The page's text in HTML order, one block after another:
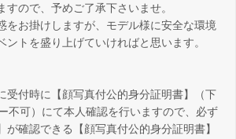
すので、予めご了承下さいませ。
をお掛けしますが、モデル様に安全な環境
ントを盛り上げていければと思います。
受付時に【顔写真付公的身分証明書】（下
不可）にて本人確認を行いますので、必ず
が確認できる【顔写真付公的身分証明書】